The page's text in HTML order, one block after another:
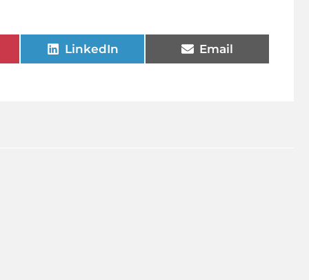
LinkedIn Email